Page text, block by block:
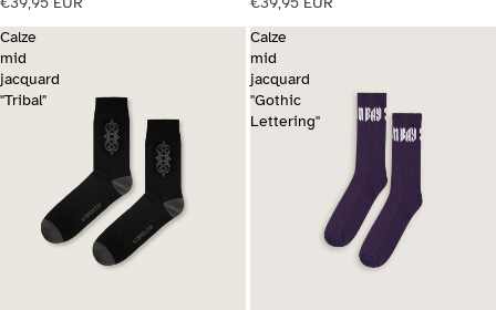
Calze
mid
jacquard
"Tribal"
Calze
mid
jacquard
"Gothic
Lettering"